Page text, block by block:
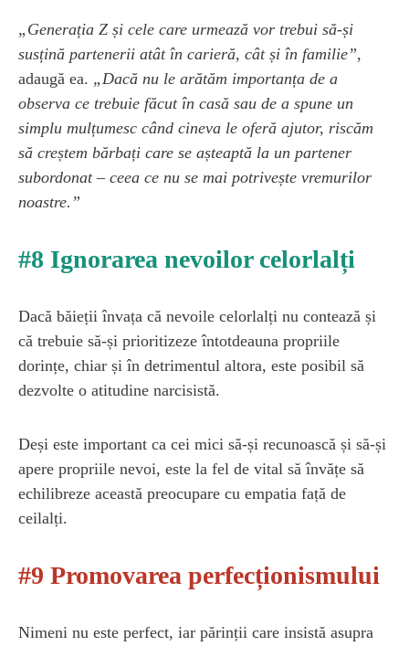
„Generația Z și cele care urmează vor trebui să-și
susțină partenerii atât în carieră, cât și în familie”,
adaugă ea. „Dacă nu le arătăm importanța de a
observa ce trebuie făcut în casă sau de a spune un
simplu mulțumesc când cineva le oferă ajutor, riscăm
să creștem bărbați care se așteaptă la un partener
subordonat – ceea ce nu se mai potrivește vremurilor
noastre.”
#8 Ignorarea nevoilor celorlalți
Dacă băieții învața că nevoile celorlalți nu contează și
că trebuie să-și prioritizeze întotdeauna propriile
dorințe, chiar și în detrimentul altora, este posibil să
dezvolte o atitudine narcisistă.
Deși este important ca cei mici să-și recunoască și să-și
apere propriile nevoi, este la fel de vital să învățe să
echilibreze această preocupare cu empatia față de
ceilalți.
#9 Promovarea perfecționismului
Nimeni nu este perfect, iar părinții care insistă asupra